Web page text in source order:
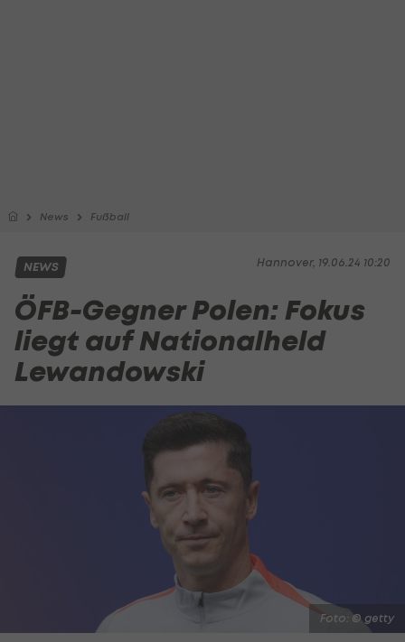
News Fußball
Hannover, 19.06.24 10:20
NEWS
ÖFB-Gegner Polen: Fokus
liegt auf Nationalheld
Lewandowski
Foto: © getty